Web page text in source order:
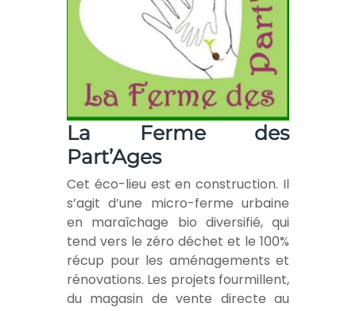
La Ferme des
Part’Ages
Cet éco-lieu est en construction. Il
s’agit d’une micro-ferme urbaine
en maraîchage bio diversifié, qui
tend vers le zéro déchet et le 100%
récup pour les aménagements et
rénovations. Les projets fourmillent,
du magasin de vente directe au